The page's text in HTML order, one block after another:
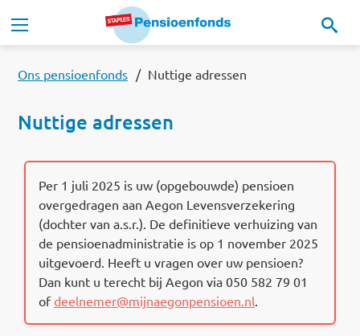
Overslaan en naar de inhoud gaan
Onze regeling
Ons pensioenfonds
MijnStaplesPensioen
Nieuws
Documenten
Contact
Ons pensioenfonds Nuttige adressen
Nuttige adressen
Per 1 juli 2025 is uw (opgebouwde) pensioen
overgedragen aan Aegon Levensverzekering
(dochter van a.s.r.). De definitieve verhuizing van
de pensioenadministratie is op 1 november 2025
uitgevoerd. Heeft u vragen over uw pensioen?
Dan kunt u terecht bij Aegon via 050 582 79 01
ofdeelnemer@mijnaegonpensioen.nl.